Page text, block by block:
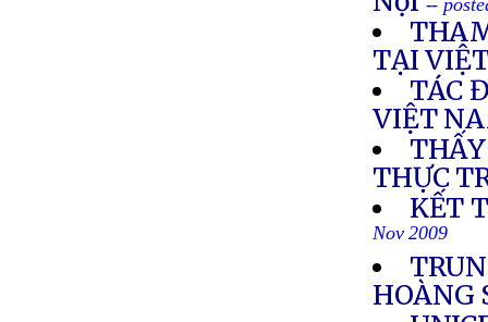
--
TẠI
TÁC
VIỆT
THỰC
KẾT
Nov 2009
HOÀNG